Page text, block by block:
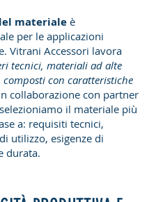
materiale è
per le applicazioni
Vitrani Accessori lavora
tecnici, materiali ad alte
con caratteristiche
collaborazione con partner
il materiale più
a: requisiti tecnici,
utilizzo, esigenze di
durata.